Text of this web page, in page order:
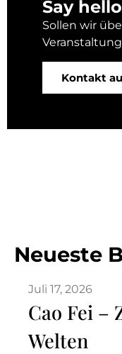
Say hello
Sollen wir
Kontakt
Neueste
Juli 17, 2026
Cao Fei –
Welten